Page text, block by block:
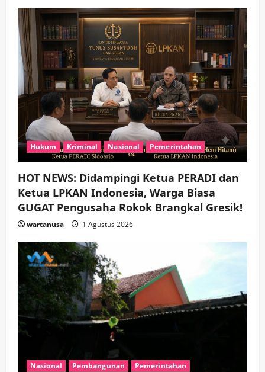
Hukum Kriminal Nasional Pemerintahan
HOT NEWS: Didampingi Ketua PERADI dan
Ketua LPKAN Indonesia, Warga Biasa
GUGAT Pengusaha Rokok Brangkal Gresik!
wartanusa 1 Agustus 2026
Nasional Pembangunan
Pemerintahan